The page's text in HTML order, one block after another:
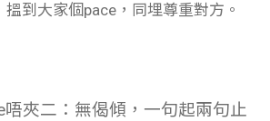
到大家個pace，同埋尊重對方。
夾二：無偈傾，一句起兩句止